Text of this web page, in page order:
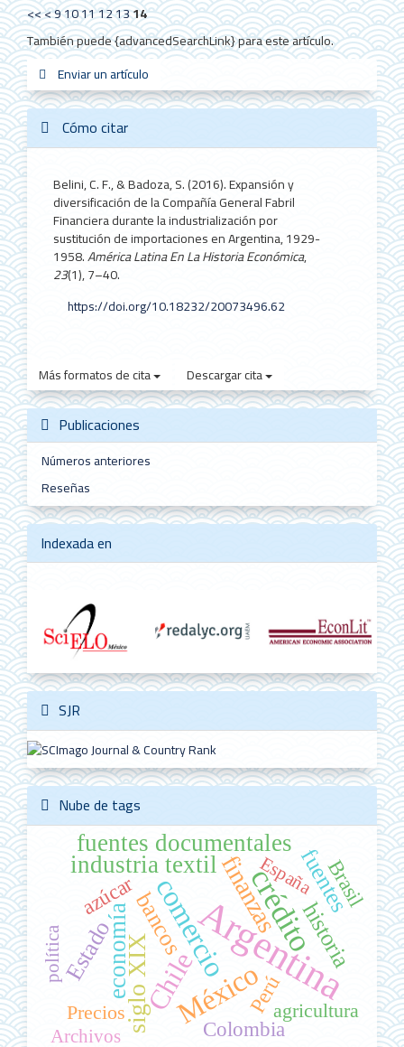
<<<91011121314
También puede {advancedSearchLink} para este artículo.
un
artículo
Enviar un artículo
Cómo citar
Belini, C. F., & Badoza, S. (2016). Expansión y
diversificación de la Compañía General Fabril
Financiera durante la industrialización por
sustitución de importaciones en Argentina, 1929-
1958.América Latina En La Historia Económica,
23(1), 7–40.
https://doi.org/10.18232/20073496.62
Más formatos de cita Descargar cita
Publicaciones
Números anteriores
Reseñas
Indexada en
SJR
Nube de tags
Argentina
crédito
comercio
México
Chile
finanzas
siglo XIX
fuentes documentales
economía
industria textil
historia
fuentes
bancos
Estado
Brasil
Perú
azúcar
Colombia
agricultura
Precios
política
Archivos
España
redes